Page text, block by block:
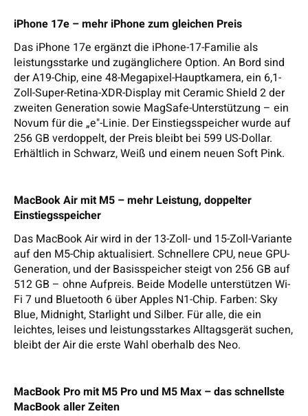
iPhone 17e – mehr iPhone zum gleichen Preis
Das iPhone 17e ergänzt die iPhone-17-Familie als
leistungsstarke und zugänglichere Option. An Bord sind
der A19-Chip, eine 48-Megapixel-Hauptkamera, ein 6,1-
Zoll-Super-Retina-XDR-Display mit Ceramic Shield 2 der
zweiten Generation sowie MagSafe-Unterstützung – ein
Novum für die „e"-Linie. Der Einstiegsspeicher wurde auf
256 GB verdoppelt, der Preis bleibt bei 599 US-Dollar.
Erhältlich in Schwarz, Weiß und einem neuen Soft Pink.
MacBook Air mit M5 – mehr Leistung, doppelter
Einstiegsspeicher
Das MacBook Air wird in der 13-Zoll- und 15-Zoll-Variante
auf den M5-Chip aktualisiert. Schnellere CPU, neue GPU-
Generation, und der Basisspeicher steigt von 256 GB auf
512 GB – ohne Aufpreis. Beide Modelle unterstützen Wi-
Fi 7 und Bluetooth 6 über Apples N1-Chip. Farben: Sky
Blue, Midnight, Starlight und Silber. Für alle, die ein
leichtes, leises und leistungsstarkes Alltagsgerät suchen,
bleibt der Air die erste Wahl oberhalb des Neo.
MacBook Pro mit M5 Pro und M5 Max – das schnellste
MacBook aller Zeiten